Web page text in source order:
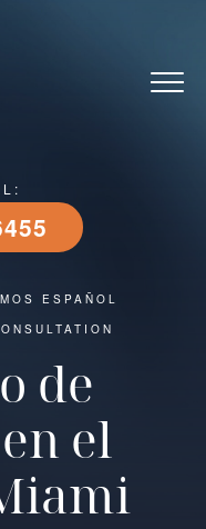
ESPAÑOL
de
el